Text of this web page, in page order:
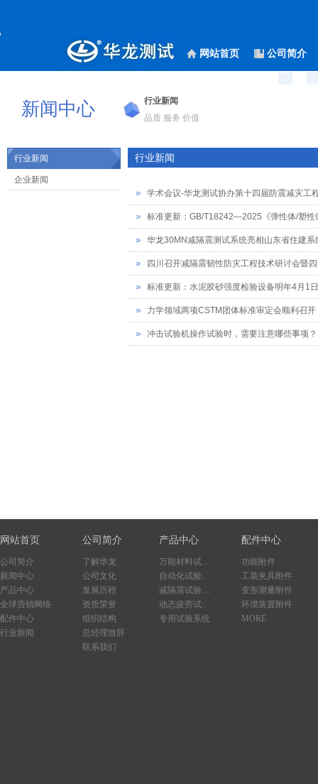
网站首页 公司简介
新闻中心
行业新闻
品质 服务 价值
行业新闻
企业新闻
行业新闻
学术会议-华龙测试协办第十四届防震减灾工
标准更新：GB/T18242—2025《弹性体/塑性
华龙30MN减隔震测试系统亮相山东省住建
四川召开减隔震韧性防灾工程技术研讨会暨
标准更新：水泥胶砂强度检验设备明年4月1
力学领域两项CSTM团体标准审定会顺利召开
冲击试验机操作试验时，需要注意哪些事项？
网站首页
公司简介
新闻中心
产品中心
全球营销网络
配件中心
行业新闻
公司简介
了解华龙
公司文化
发展历程
资质荣誉
组织结构
总经理致辞
联系我们
产品中心
万能材料试验系统
自动化试验系统
减隔震试验系统
动态疲劳试验系统
专用试验系统
配件中心
功能附件
工装夹具附件
变形测量附件
环境装置附件
MORE